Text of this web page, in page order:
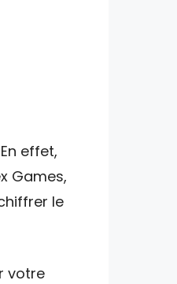
effet,
Games,
le
votre